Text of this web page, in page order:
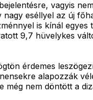
vagyis
eséllyel az új
is kínál egyes
9,7 hüvelykes
érdemes
alapozzák
nem döntött a